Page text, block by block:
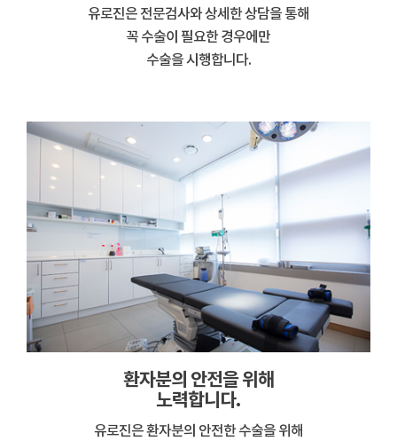
유로진은 전문검사와 상세한 상담을 통해
꼭 수술이 필요한 경우에만
수술을 시행합니다.
환자분의 안전을 위해
노력합니다.
유로진은 환자분의 안전한 수술을 위해